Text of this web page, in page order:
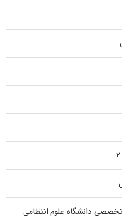
داﻧﺸﮕﺎه ﻋﻠﻮم انتظامی